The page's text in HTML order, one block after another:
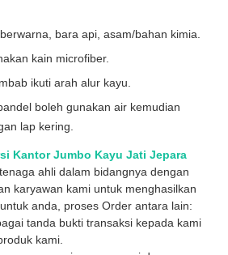
bara api, asam/bahan kimia.
kain microfiber.
ikuti arah alur kayu.
boleh gunakan air kemudian
lap kering.
Kantor Jumbo Kayu Jati Jepara
ahli dalam bidangnya dengan
karyawan kami untuk menghasilkan
anda, proses Order antara lain:
tanda bukti transaksi kepada kami
kami.